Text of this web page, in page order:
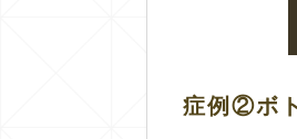
症例②ボ